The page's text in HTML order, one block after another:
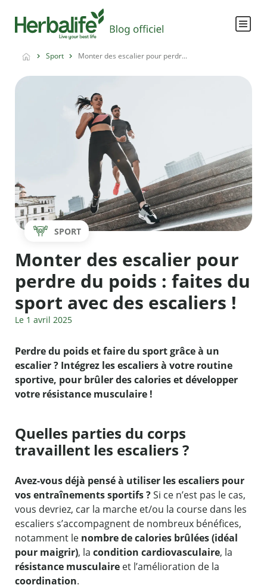
Sport Monter des escalier pour perdr...
SPORT
Monter des escalier pour
perdre du poids : faites du
sport avec des escaliers !
Le 1 avril 2025
Perdre du poids et faire du sport grâce à un
escalier ? Intégrez les escaliers à votre routine
sportive, pour brûler des calories et développer
votre résistance musculaire !
Quelles parties du corps
travaillent les escaliers ?
Avez-vous déjà pensé à utiliser les escaliers pour
vos entraînements sportifs ?Si ce n’est pas le cas,
vous devriez, car la marche et/ou la course dans les
escaliers s’accompagnent de nombreux bénéfices,
notamment le nombre de calories brûlées (idéal
pour maigrir), la condition cardiovasculaire, la
résistance musculaire et l’amélioration de la
coordination.